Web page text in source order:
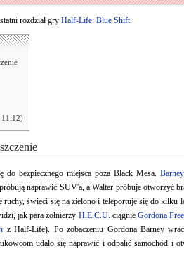
rozdział gry Half-Life: Blue Shift.
11:12)
do bezpiecznego miejsca poza Black Mesa. Barney
naprawić SUV'a, a Walter próbuje otworzyć
ruchy, świeci się na zielono i teleportuje się do kilku
jak para żołnierzy H.E.C.U. ciągnie Gordona
z Half-Life). Po zobaczeniu Gordona Barney
udało się naprawić i odpalić samochód i